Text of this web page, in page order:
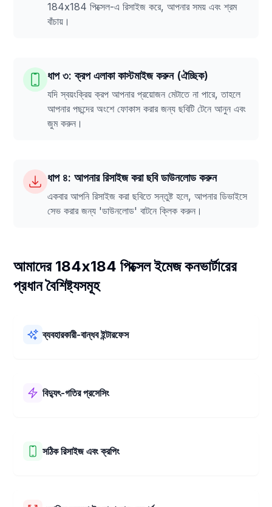
184x184 পিক্সেল-এ রিসাইজ করে, আপনার সময় এবং শ্রম
বাঁচায়।
ধাপ ৩: ক্রপ এলাকা কাস্টমাইজ করুন (ঐচ্ছিক)
যদি স্বয়ংক্রিয় ক্রপ আপনার প্রয়োজন মেটাতে না পারে, তাহলে
আপনার পছন্দের অংশে ফোকাস করার জন্য ছবিটি টেনে আনুন এবং
জুম করুন।
ধাপ ৪: আপনার রিসাইজ করা ছবি ডাউনলোড করুন
একবার আপনি রিসাইজ করা ছবিতে সন্তুষ্ট হলে, আপনার ডিভাইসে
সেভ করার জন্য 'ডাউনলোড' বাটনে ক্লিক করুন।
আমাদের 184x184 পিক্সেল ইমেজ কনভার্টারের
প্রধান বৈশিষ্ট্যসমূহ
ব্যবহারকারী-বান্ধব ইন্টারফেস
বিদ্যুৎ-গতির প্রসেসিং
সঠিক রিসাইজ এবং ক্রপিং